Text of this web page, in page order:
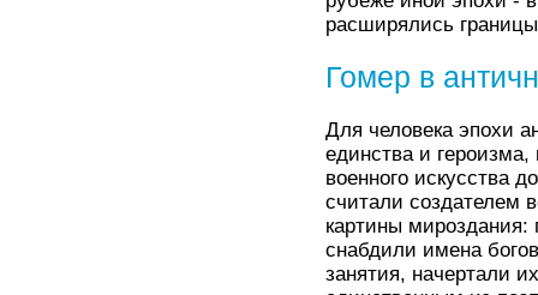
расширялись границы
Гомер в
Для человека эпохи
единства и
военного искусства
считали создателем
картины мироздания:
снабдили имена
занятия, начертали